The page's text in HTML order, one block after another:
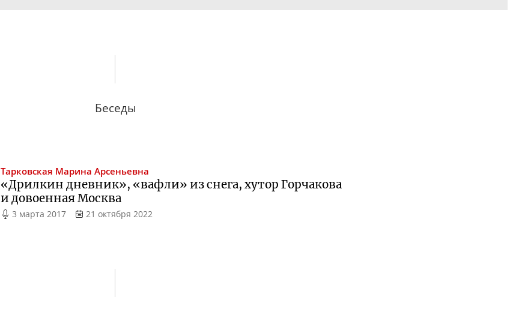
Беседы
Тарковская Марина Арсеньевна
«Дрилкин дневник», «вафли» из снега, хутор Горчакова
и довоенная Москва
3 марта 2017 21 октября 2022